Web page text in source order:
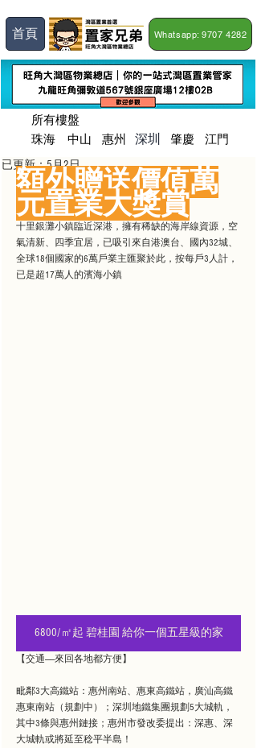
首頁 Whatsapp: 9707 4282
所有樓盤
珠海
​中山 惠州 深圳 肇慶 江門
已更新：5月2日
額外贈送價值萬
元置業大獎賞
十里銀灘小鎮臨近深港，擁有稀缺的海岸線資源，空
氣清新、四季宜居，已吸引來自港澳台、國內32城、
全球18個國家的6萬戶業主匯聚於此，按每戶3人計，
已是超17萬人的濱海小鎮
6800/㎡起 碧桂園 給你一個五星級的家
【交通——來回各地都方便】
毗鄰3大高鐵站：惠州南站、惠東高鐵站，廣汕高鐵
惠東南站（規劃中）；深圳地鐵集團規劃5大城軌，
其中3條與惠州鏈接；惠州市發改委提出：深惠、深
大城軌或將延至稔平半島！